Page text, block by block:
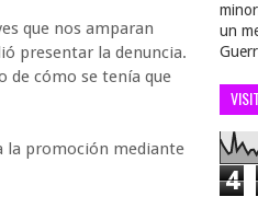
que nos amparan
presentar la denuncia.
de cómo se tenía que
la promoción mediante
un
4